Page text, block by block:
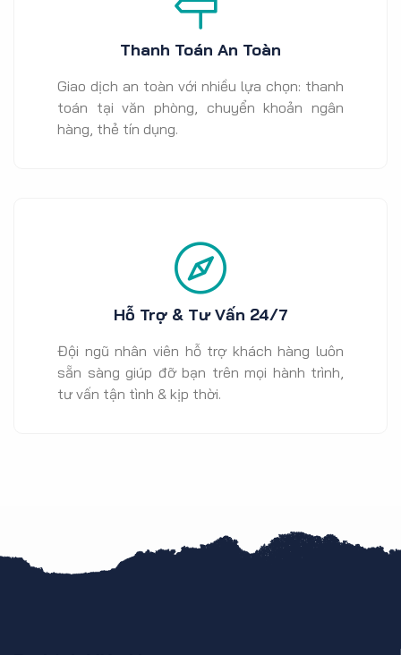
Thanh Toán An Toàn
Giao dịch an toàn với nhiều lựa chọn: thanh
toán tại văn phòng, chuyển khoản ngân
hàng, thẻ tín dụng.
Hỗ Trợ & Tư Vấn 24/7
Đội ngũ nhân viên hỗ trợ khách hàng luôn
sẵn sàng giúp đỡ bạn trên mọi hành trình,
tư vấn tận tình & kịp thời.